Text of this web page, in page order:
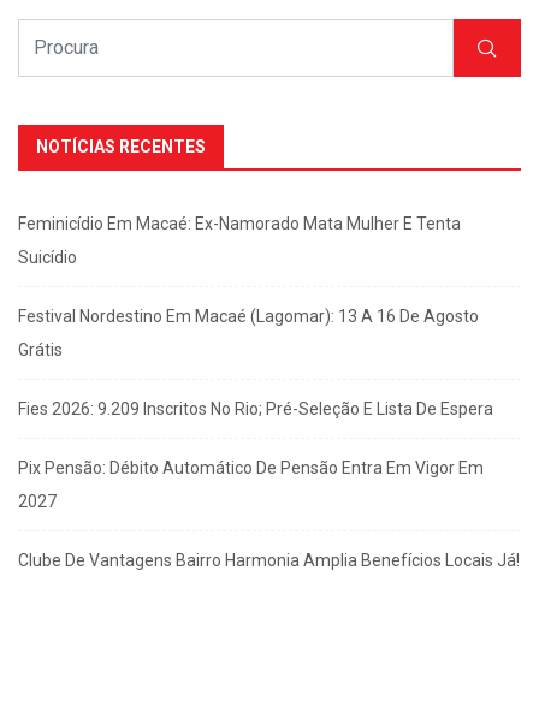
NOTÍCIAS RECENTES
Feminicídio Em Macaé: Ex-Namorado Mata Mulher E Tenta
Suicídio
Festival Nordestino Em Macaé (Lagomar): 13 A 16 De Agosto
Grátis
Fies 2026: 9.209 Inscritos No Rio; Pré-Seleção E Lista De Espera
Pix Pensão: Débito Automático De Pensão Entra Em Vigor Em
2027
Clube De Vantagens Bairro Harmonia Amplia Benefícios Locais Já!